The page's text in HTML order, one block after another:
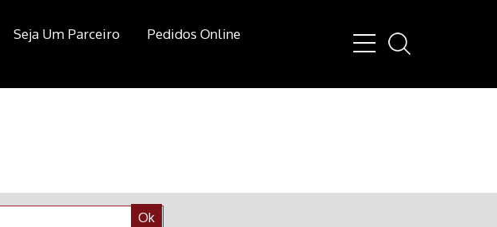
Seja Um Parceiro
Pedidos Online
Ok